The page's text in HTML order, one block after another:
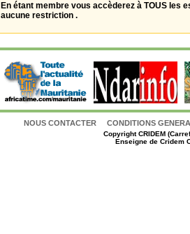
En étant membre vous accèderez à TOUS les
aucune restriction .
NOUS CONTACTER CONDITIONS
CopyrightCRIDEM
Enseigne de Cridem